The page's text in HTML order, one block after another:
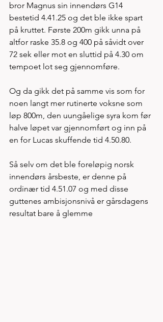
bror Magnus sin innendørs G14
bestetid 4.41.25 og det ble ikke spart
på kruttet. Første 200m gikk unna på
altfor raske 35.8 og 400 på såvidt over
72 sek eller mot en sluttid på 4.30 om
tempoet lot seg gjennomføre.
Og da gikk det på samme vis som for
noen langt mer rutinerte voksne som
løp 800m, den uungåelige syra kom før
halve løpet var gjennomført og inn på
en for Lucas skuffende tid 4.50.80.
Så selv om det ble foreløpig norsk
innendørs årsbeste, er denne på
ordinær tid 4.51.07 og med disse
guttenes ambisjonsnivå er gårsdagens
resultat bare å glemme